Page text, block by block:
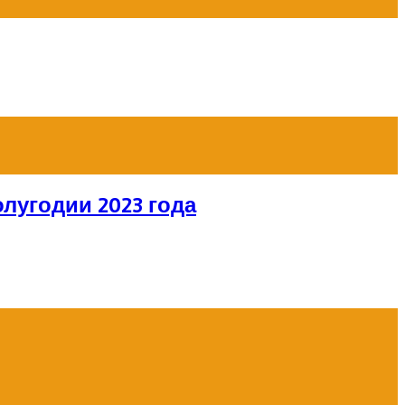
2023 года